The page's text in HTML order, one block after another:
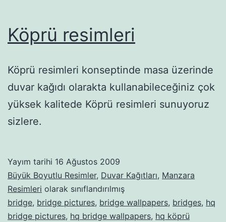
Köprü resimleri
Köprü resimleri konseptinde masa üzerinde
duvar kağıdı olarakta kullanabileceğiniz çok
yüksek kalitede Köprü resimleri sunuyoruz
sizlere.
Yayım tarihi 16 Ağustos 2009
Büyük Boyutlu Resimler, Duvar Kağıtları, Manzara
Resimleri olarak sınıflandırılmış
bridge, bridge pictures, bridge wallpapers, bridges, hq
bridge pictures, hq bridge wallpapers, hq köprü